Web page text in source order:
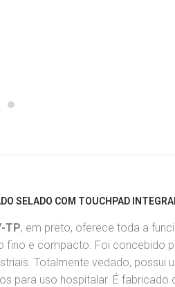
SELADO COM TOUCHPAD
TP, em preto, oferece toda a
fino e compacto. Foi concebido
Totalmente vedado, possui
para uso hospitalar. É